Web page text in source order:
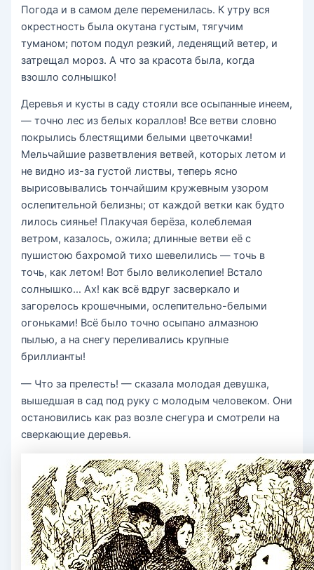
Погода и в самом деле переменилась. К утру вся
окрестность была окутана густым, тягучим
туманом; потом подул резкий, леденящий ветер, и
затрещал мороз. А что за красота была, когда
взошло солнышко!
Деревья и кусты в саду стояли все осыпанные инеем,
— точно лес из белых кораллов! Все ветви словно
покрылись блестящими белыми цветочками!
Мельчайшие разветвления ветвей, которых летом и
не видно из-за густой листвы, теперь ясно
вырисовывались тончайшим кружевным узором
ослепительной белизны; от каждой ветки как будто
лилось сиянье! Плакучая берёза, колеблемая
ветром, казалось, ожила; длинные ветви её с
пушистою бахромой тихо шевелились — точь в
точь, как летом! Вот было великолепие! Встало
солнышко… Ах! как всё вдруг засверкало и
загорелось крошечными, ослепительно-белыми
огоньками! Всё было точно осыпано алмазною
пылью, а на снегу переливались крупные
бриллианты!
— Что за прелесть! — сказала молодая девушка,
вышедшая в сад под руку с молодым человеком. Они
остановились как раз возле снегура и смотрели на
сверкающие деревья.